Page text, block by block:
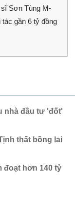
Sơn Tùng M-
tác gần 6 tỷ đồng
nhà đầu tư 'đốt'
thất bồng lai
đoạt hơn 140 tỷ